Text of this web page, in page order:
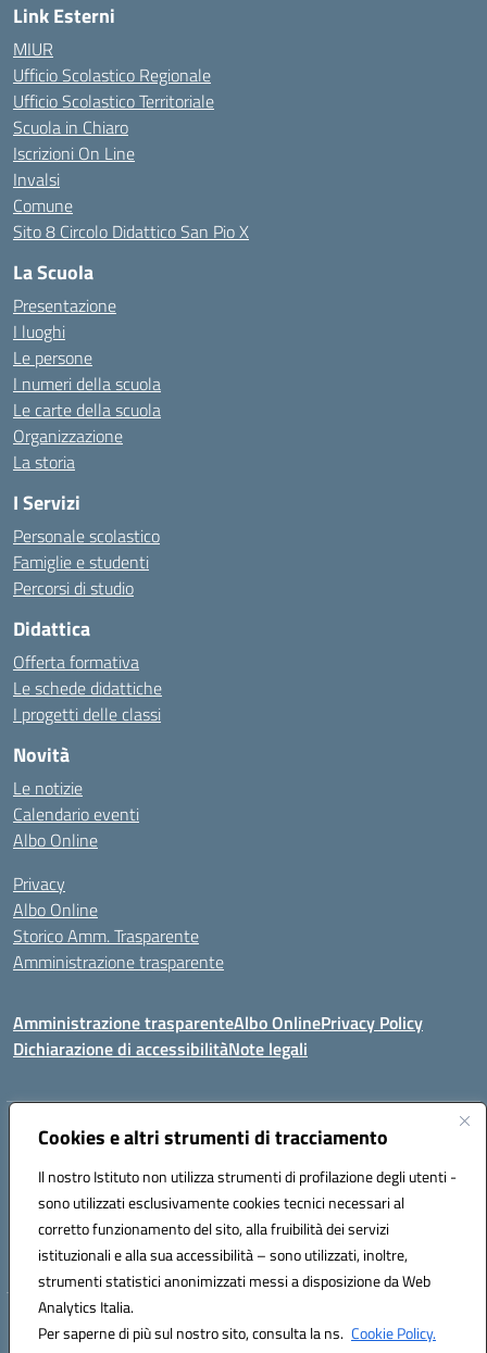
Cookies e altri strumenti di tracciamento
Il nostro Istituto non utilizza strumenti di profilazione degli utenti -
sono utilizzati esclusivamente cookies tecnici necessari al
corretto funzionamento del sito, alla fruibilità dei servizi
istituzionali e alla sua accessibilità – sono utilizzati, inoltre,
strumenti statistici anonimizzati messi a disposizione da Web
Analytics Italia.
Per saperne di più sul nostro sito, consulta la ns. Cookie Policy.
Link Esterni
MIUR
Ufficio Scolastico Regionale
Ufficio Scolastico Territoriale
Scuola in Chiaro
Iscrizioni On Line
Invalsi
Comune
Sito 8 Circolo Didattico San Pio X
La Scuola
Presentazione
I luoghi
Le persone
I numeri della scuola
Le carte della scuola
Organizzazione
La storia
I Servizi
Personale scolastico
Famiglie e studenti
Percorsi di studio
Didattica
Offerta formativa
Le schede didattiche
I progetti delle classi
Novità
Le notizie
Calendario eventi
Albo Online
Privacy
Albo Online
Storico Amm. Trasparente
Amministrazione trasparente
Amministrazione trasparenteAlbo OnlinePrivacy Policy
Dichiarazione di accessibilitàNote legali
Indirizzo:Via Mastelloni - Viale Colombo 71121 Foggia
Posta elettronica certificata (PEC):fgic885004@pec.istruzione.it
Codice fiscale: 94118760712
Codice meccanografico: FGIC885004
Hosting & Powered by 3D Solution S.r.l.